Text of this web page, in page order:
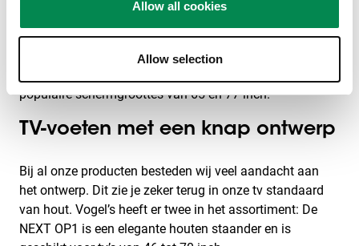
Allow all cookies
Allow selection
Vogel’s past altijd. Of je nu een Samsung, Philips, LG,
Panasonic of Sony hebt. Vogel’s tv standaards zijn
populaire schermgroottes van 65 en 77 inch.
TV-voeten met een knap ontwerp
Bij al onze producten besteden wij veel aandacht aan
het ontwerp. Dit zie je zeker terug in onze tv standaard
van hout. Vogel’s heeft er twee in het assortiment: De
NEXT OP1 is een elegante houten staander en is